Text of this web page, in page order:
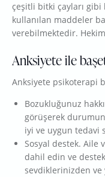
çeşitli bitki çayları
kullanılan maddeler
verebilmektedir.
Anksiyete ile
Anksiyete psikoterapi
Bozukluğunuz
görüşerek
iyi ve uygun tedavi
Sosyal destek. Aile
dahil edin ve
sevdiklerinizden ve